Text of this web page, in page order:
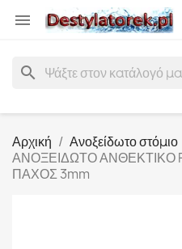

search
Αρχική Ανοξείδωτο στόμιο
ΑΝΟΞΕΙΔΩΤΟ ΑΝΘΕΚΤΙΚΟ
ΠΑΧΟΣ 3mm